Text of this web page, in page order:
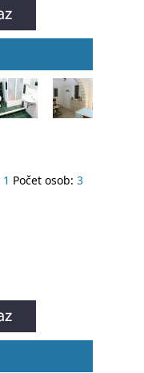
1 Počet osob: 3